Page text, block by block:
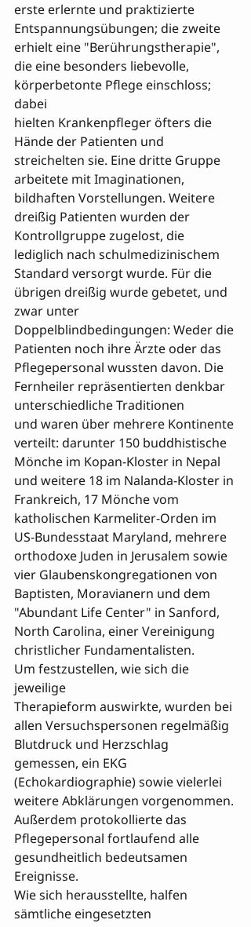
erste erlernte und praktizierte
Entspannungsübungen; die zweite
erhielt eine "Berührungstherapie",
die eine besonders liebevolle,
körperbetonte Pflege einschloss;
dabei
hielten Krankenpfleger öfters die
Hände der Patienten und
streichelten sie. Eine dritte Gruppe
arbeitete mit Imaginationen,
bildhaften Vorstellungen. Weitere
dreißig Patienten wurden der
Kontrollgruppe zugelost, die
lediglich nach schulmedizinischem
Standard versorgt wurde. Für die
übrigen dreißig wurde gebetet, und
zwar unter
Doppelblindbedingungen: Weder die
Patienten noch ihre Ärzte oder das
Pflegepersonal wussten davon. Die
Fernheiler repräsentierten denkbar
unterschiedliche Traditionen
und waren über mehrere Kontinente
verteilt: darunter 150 buddhistische
Mönche im Kopan-Kloster in Nepal
und weitere 18 im Nalanda-Kloster in
Frankreich, 17 Mönche vom
katholischen Karmeliter-Orden im
US-Bundesstaat Maryland, mehrere
orthodoxe Juden in Jerusalem sowie
vier Glaubenskongregationen von
Baptisten, Moravianern und dem
"Abundant Life Center" in Sanford,
North Carolina, einer Vereinigung
christlicher Fundamentalisten.
Um festzustellen, wie sich die
jeweilige
Therapieform auswirkte, wurden bei
allen Versuchspersonen regelmäßig
Blutdruck und Herzschlag
gemessen, ein EKG
(Echokardiographie) sowie vielerlei
weitere Abklärungen vorgenommen.
Außerdem protokollierte das
Pflegepersonal fortlaufend alle
gesundheitlich bedeutsamen
Ereignisse.
Wie sich herausstellte, halfen
sämtliche eingesetzten